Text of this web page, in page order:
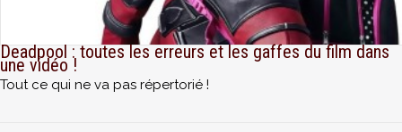
Deadpool : toutes les erreurs et les gaffes du film dans
une vidéo !
Tout ce qui ne va pas répertorié !